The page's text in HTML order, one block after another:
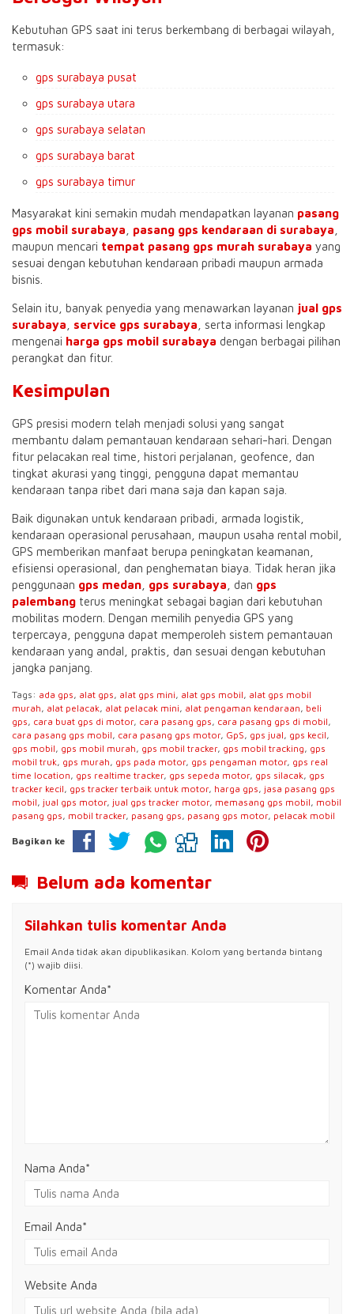
Kebutuhan GPS saat ini terus berkembang di berbagai wilayah,
termasuk:
gps surabaya pusat
gps surabaya utara
gps surabaya selatan
gps surabaya barat
gps surabaya timur
Masyarakat kini semakin mudah mendapatkan layanan pasang
gps mobil surabaya
pasang gps kendaraan di surabaya
maupun mencari tempat pasang gps murah surabaya yang
sesuai dengan kebutuhan kendaraan pribadi maupun armada
bisnis.
Selain itu, banyak penyedia yang menawarkan layanan jual gps
surabaya
service gps surabaya , serta informasi lengkap
mengenai harga gps mobil surabaya dengan berbagai pilihan
perangkat dan fitur.
Kesimpulan
GPS presisi modern telah menjadi solusi yang sangat
membantu dalam pemantauan kendaraan sehari-hari. Dengan
fitur pelacakan real time, histori perjalanan, geofence, dan
tingkat akurasi yang tinggi, pengguna dapat memantau
kendaraan tanpa ribet dari mana saja dan kapan saja.
Baik digunakan untuk kendaraan pribadi, armada logistik,
kendaraan operasional perusahaan, maupun usaha rental mobil,
GPS memberikan manfaat berupa peningkatan keamanan,
efisiensi operasional, dan penghematan biaya. Tidak heran jika
penggunaan gps medan gps surabaya , dan gps
palembang terus meningkat sebagai bagian dari kebutuhan
mobilitas modern. Dengan memilih penyedia GPS yang
terpercaya, pengguna dapat memperoleh sistem pemantauan
kendaraan yang andal, praktis, dan sesuai dengan kebutuhan
jangka panjang.
Tags: ada gps, alat gps, alat gps mini, alat gps mobil, alat gps mobil
murah, alat pelacak, alat pelacak mini, alat pengaman kendaraan, beli
gps, cara buat gps di motor, cara pasang gps, cara pasang gps di mobil,
cara pasang gps mobil, cara pasang gps motor, GpS, gps jual, gps kecil,
gps mobil, gps mobil murah, gps mobil tracker, gps mobil tracking, gps
mobil truk, gps murah, gps pada motor, gps pengaman motor, gps real
time location, gps realtime tracker, gps sepeda motor, gps silacak, gps
tracker kecil, gps tracker terbaik untuk motor, harga gps, jasa pasang gps
mobil, jual gps motor, jual gps tracker motor, memasang gps mobil, mobil
pasang gps, mobil tracker, pasang gps, pasang gps motor, pelacak mobil
Bagikan ke
Belum ada komentar
Silahkan tulis komentar Anda
Email Anda tidak akan dipublikasikan. Kolom yang bertanda bintang
(*) wajib diisi.
Komentar Anda*
Nama Anda*
Email Anda*
Website Anda